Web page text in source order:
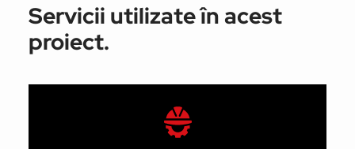
Servicii utilizate în acest
proiect.